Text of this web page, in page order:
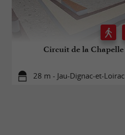
Circuit de la Chapelle
28 m - Jau-Dignac-et-Loirac